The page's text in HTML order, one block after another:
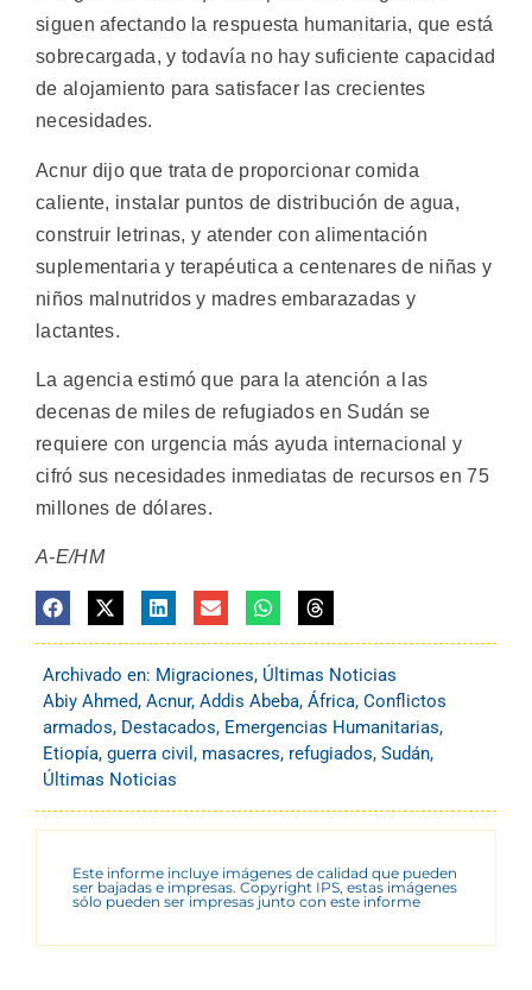
siguen afectando la respuesta humanitaria, que está
sobrecargada, y todavía no hay suficiente capacidad
de alojamiento para satisfacer las crecientes
necesidades.
Acnur dijo que trata de proporcionar comida
caliente, instalar puntos de distribución de agua,
construir letrinas, y atender con alimentación
suplementaria y terapéutica a centenares de niñas y
niños malnutridos y madres embarazadas y
lactantes.
La agencia estimó que para la atención a las
decenas de miles de refugiados en Sudán se
requiere con urgencia más ayuda internacional y
cifró sus necesidades inmediatas de recursos en 75
millones de dólares.
A-E/HM
Archivado en: Migraciones, Últimas Noticias
Abiy Ahmed, Acnur, Addis Abeba, África, Conflictos
armados, Destacados, Emergencias Humanitarias,
Etiopía, guerra civil , masacres, refugiados, Sudán,
Últimas Noticias
Este informe incluye imágenes de calidad que pueden
ser bajadas e impresas. Copyright IPS, estas imágenes
sólo pueden ser impresas junto con este informe